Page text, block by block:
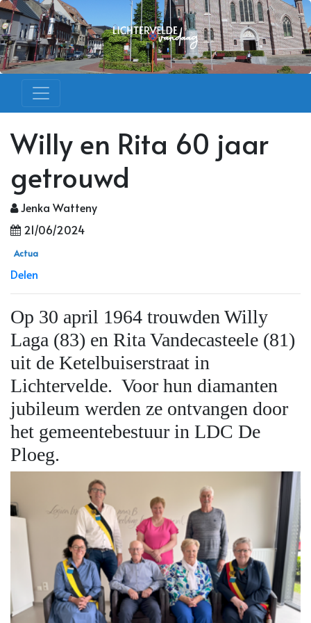
Willy en Rita 60 jaar
getrouwd
Jenka Watteny
21/06/2024
Actua
Delen
Op 30 april 1964 trouwden Willy
Laga (83) en Rita Vandecasteele (81)
uit de Ketelbuiserstraat in
Lichtervelde. Voor hun diamanten
jubileum werden ze ontvangen door
het gemeentebestuur in LDC De
Ploeg.